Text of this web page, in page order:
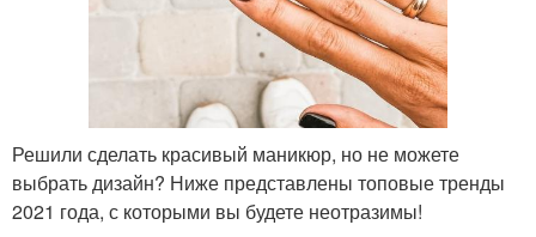
Решили сделать красивый маникюр, но не можете
выбрать дизайн? Ниже представлены топовые тренды
2021 года, с которыми вы будете неотразимы!